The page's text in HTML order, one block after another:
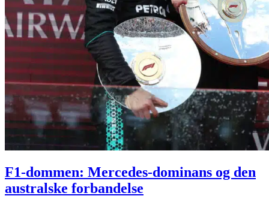
F1-dommen: Mercedes-dominans og den
australske forbandelse